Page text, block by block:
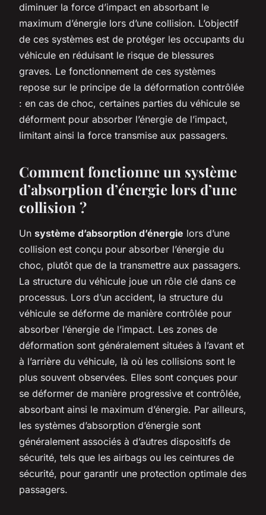
diminuer la force d’impact en absorbant le
maximum d’énergie lors d’une collision. L’objectif
de ces systèmes est de protéger les occupants du
véhicule en réduisant le risque de blessures
graves. Le fonctionnement de ces systèmes
repose sur le principe de la déformation contrôlée
: en cas de choc, certaines parties du véhicule se
déforment pour absorber l’énergie de l’impact,
limitant ainsi la force transmise aux passagers.
Comment fonctionne un système
d’absorption d’énergie lors d’une
collision ?
Un système d’absorption d’énergie lors d’une
collision est conçu pour absorber l’énergie du
choc, plutôt que de la transmettre aux passagers.
La structure du véhicule joue un rôle clé dans ce
processus. Lors d’un accident, la structure du
véhicule se déforme de manière contrôlée pour
absorber l’énergie de l’impact. Les zones de
déformation sont généralement situées à l’avant et
à l’arrière du véhicule, là où les collisions sont le
plus souvent observées. Elles sont conçues pour
se déformer de manière progressive et contrôlée,
absorbant ainsi le maximum d’énergie. Par ailleurs,
les systèmes d’absorption d’énergie sont
généralement associés à d’autres dispositifs de
sécurité, tels que les airbags ou les ceintures de
sécurité, pour garantir une protection optimale des
passagers.